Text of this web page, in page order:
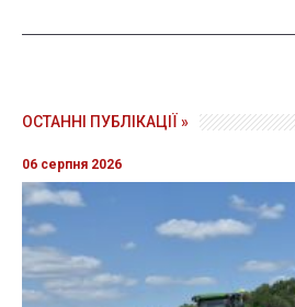
ОСТАННІ ПУБЛІКАЦІЇ »
06 серпня 2026